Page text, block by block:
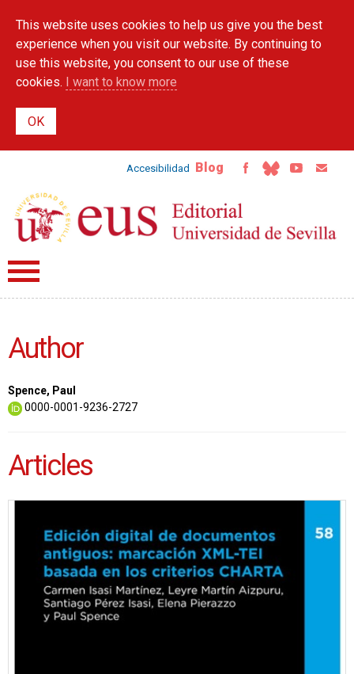
main
content
This website uses cookies to help us give you the best
experience when you visit our website. By continuing to
use this website, you consent to our use of these
cookies. I want to know more
Accesibilidad Blog
Author
Spence, Paul
0000-0001-9236-2727
Articles